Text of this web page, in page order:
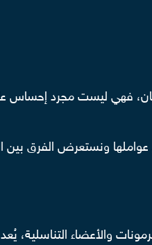
فهي ليست مجرد إحساس
ونستعرض الفرق
والأعضاء